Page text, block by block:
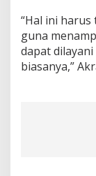
“Hal ini
guna
dapat
biasanya,”